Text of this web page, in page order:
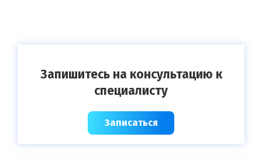
Запишитесь на консультацию к
специалисту
Записаться